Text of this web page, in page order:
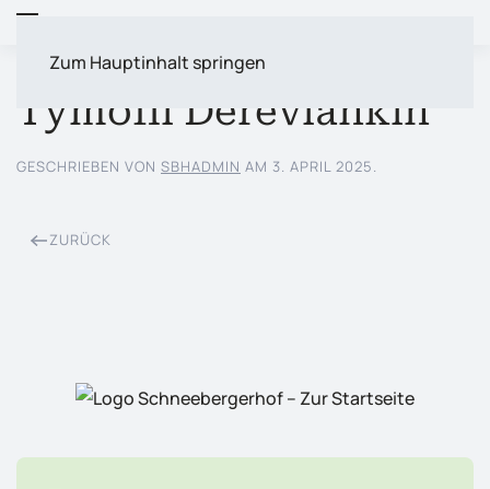
Zum Hauptinhalt springen
Tymofii Dereviankin
GESCHRIEBEN VON SBHADMIN AM 3. APRIL 2025.
ZURÜCK